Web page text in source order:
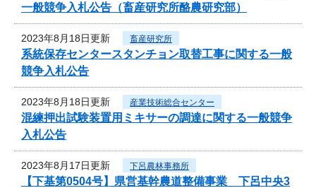
一般競争入札公告（畜産研究所酪農研究部）
2023年8月18日更新 畜産研究所
系統保存センタースタンチョン取替工事に関する一般
競争入札公告
2023年8月18日更新 産業技術総合センター
混練押出試験装置用ミキサーの調達に関する一般競争
入札公告
2023年8月17日更新 下呂農林事務所
【下基第0504号】県営基幹農道整備事業 下呂中央3